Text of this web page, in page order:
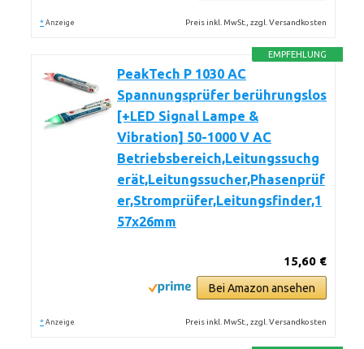
* Anzeige Preis inkl. MwSt., zzgl. Versandkosten
EMPFEHLUNG
PeakTech P 1030 AC
Spannungsprüfer berührungslos
[+LED Signal Lampe &
Vibration] 50-1000 V AC
Betriebsbereich,Leitungssuchg
erät,Leitungssucher,Phasenprüf
er,Stromprüfer,Leitungsfinder,1
57x26mm
15,60 €
Bei Amazon ansehen
* Anzeige Preis inkl. MwSt., zzgl. Versandkosten